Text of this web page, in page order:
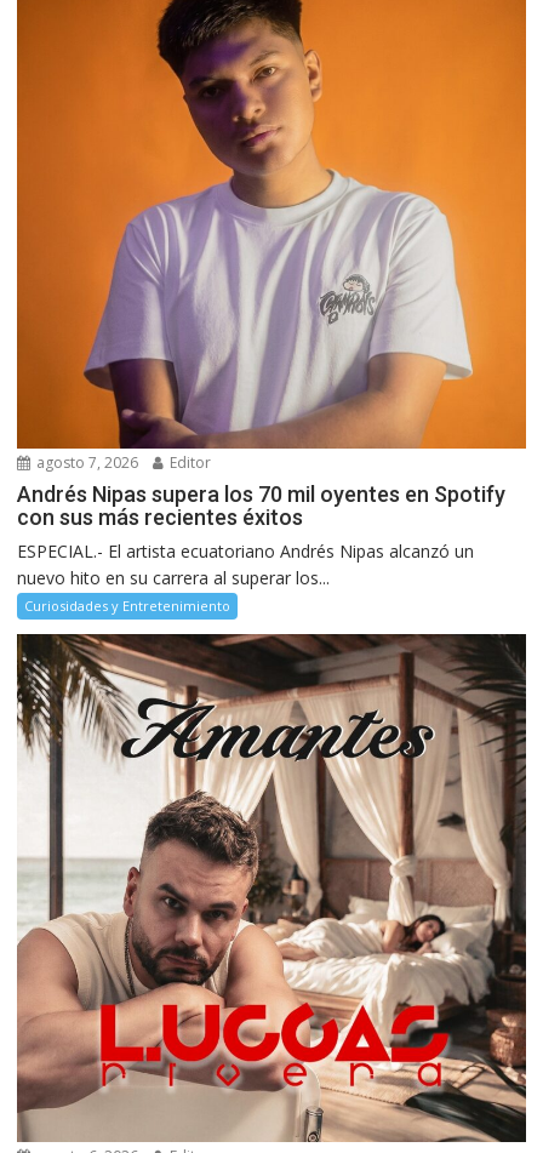
agosto 7, 2026 Editor
Andrés Nipas supera los 70 mil oyentes en Spotify
con sus más recientes éxitos
ESPECIAL.- El artista ecuatoriano Andrés Nipas alcanzó un
nuevo hito en su carrera al superar los...
Curiosidades y Entretenimiento